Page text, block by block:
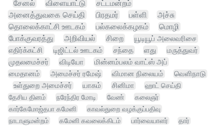
சேனல்
விளையாட்டு
சட்டமன்றம்
அனைத்துவகை செய்தி
பிரதமர் பள்ளி
அச்சு
தொலைக்காட்சி ஊடகம்
பல்கலைக்கழகம்
மொழி
போக்குவரத்து
அறிவியல் சிறை
யூடியூப் அலைவரிசை
எதிர்க்கட்சி
டிஜிட்டல் ஊடகம் சந்தை ளது
மருத்துவர்
முதலமைச்சர்
விடியோ மின்னம்பலம் வாட்ஸ் அப்
மைதானம் அமைச்சர் ரமேஷ் விமான நிலையம்
வெளிநாடு
உள்துறை அமைச்சர்
யாகம் சினிமா
ஹாட் செய்தி
தேசிய தினம்
நரேந்திர மோடி வேண்
கலைஞர்
கார்கேமோஜ்தபா கமேனி
காவல்துறை வழக்குப்பதிவு
நாடாளுமன்றம்
கமேனி கவலைக்கிடம் பார்வையாளர் தார்